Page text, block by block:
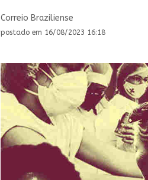
Correio Braziliense
postado em 16/08/2023 16:18